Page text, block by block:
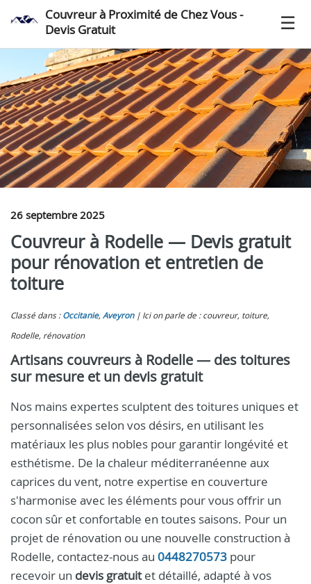
Couvreur à Proximité de Chez Vous -
Devis Gratuit
26 septembre 2025
Couvreur à Rodelle — Devis gratuit
pour rénovation et entretien de
toiture
Classé dans : Occitanie, Aveyron
Ici on parle de : couvreur, toiture,
Rodelle, rénovation
Artisans couvreurs à Rodelle — des toitures
sur mesure et un devis gratuit
Nos mains expertes sculptent des toitures uniques et
personnalisées selon vos désirs, en utilisant les
matériaux les plus nobles pour garantir longévité et
esthétisme. De la chaleur méditerranéenne aux
caprices du vent, notre expertise en couverture
s'harmonise avec les éléments pour vous offrir un
cocon sûr et confortable en toutes saisons. Pour un
projet de rénovation ou une nouvelle construction à
Rodelle, contactez-nous au 0448270573 pour
recevoir un devis gratuitet détaillé, adapté à vos